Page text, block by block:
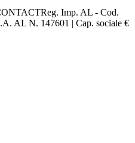
Imp. AL - Cod.
AL N. 147601 | Cap. sociale €